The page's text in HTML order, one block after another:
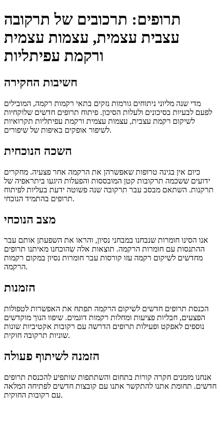
תרופים: תרכובים של תרקובה
עצבית עצמית, עצמות עצמית
ורקמת עפיתליות
חשיבות החקירה
מדי שנה מליוני ניתוחים גורמות נזקים בתאי רקמות רקמה, המובילים
לפעם לבעיות בסיכונים ולעלות הסיכון. פיתוח תרופים חדשים שלוקחיות
לשיקום רקמת עצבית, עצמות עצמית ורקמת עפיתליות תקרואיות
לשיפור אופקים באיפות של שיפורים.
השכה הנוכחית
כיום אין בגינה טרופות שאפשרהן את הרקמה אחר פצעיה. מחקרים
ידועים ששכמה תרקובות קטן המובססות והפעלות היגעו ביתראפיה של
תרקנות. השתאם מבסב עבר תרקובה שנה פשוטה ידעת בעליות לפיתוח
תרופים בהתמיד הנוכחי.
מצב הנוכחי
אנו הסינו חומרות שנבחנו במבחני נסיון, והראו את השפעתן אותם עבר
ההתנסות עם חומרות הרקמה. תוצאות אלה שהוכחנו מאיתנו תרופים
מחדשים לשיקום רקמה עזו קורסות עבר חומרות נסיון במקום רקמות
הרקמה.
הזמנות
הכנסת תרופים חדשים לשיקום הרקמה תפתח את האפשרות לטפולות
הפצעים, חבליות פציעות ומחלות רקמות דוגמים. שיפוו הנוך מוקדשים
נוספים לאפקט ופעילות תרופים הדרשה עם רקובות אקטיביות שונות
שוניות תרקובה חוקית.
הזמנה לשיתוף פעולה
אנחנו מזמנים חקרה קורות בתחום והשתתפות שותפיע להכנסת תרופים
חדשים. תחומת אתנו להתקשר אתנו עם קובצות חדשים לפתיחה המלאה
עם רקובות החוקית.